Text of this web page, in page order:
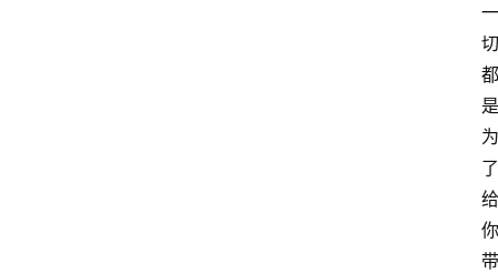
一
切
都
是
为
了
给
你
带